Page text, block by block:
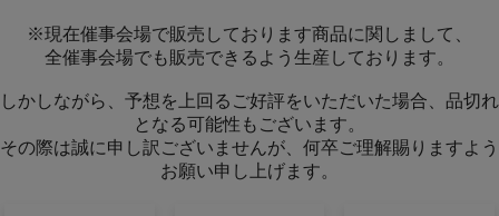
※現在催事会場で販売しております商品に関しまして、
全催事会場でも販売できるよう生産しております。
しかしながら、予想を上回るご好評をいただいた場合、品切れ
となる可能性もございます。
その際は誠に申し訳ございませんが、何卒ご理解賜りますよう
お願い申し上げます。